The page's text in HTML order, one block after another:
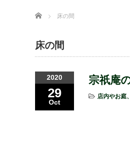
Home 床の間
床の間
2020
29
Oct
宗祇庵
店内やお庭